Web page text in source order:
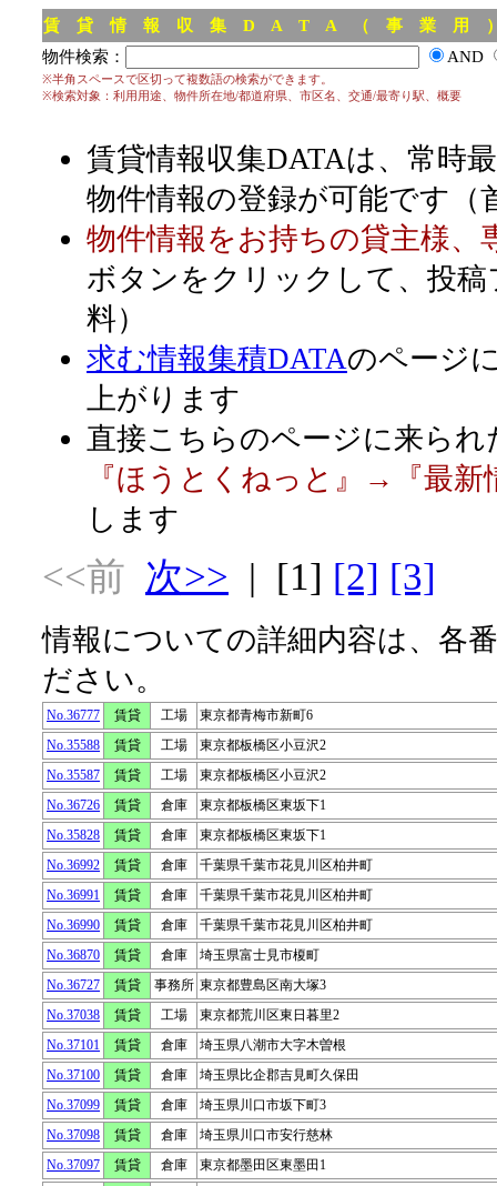
賃 貸 情 報 収 集 D A T A （ 事 業 用
物件検索：
AND
※半角スペースで区切って複数語の検索ができます。
※検索対象：利用用途、物件所在地/都道府県、市区名、交通/最寄り駅、概要
賃貸情報収集DATAは、常時
物件情報の登録が可能です（
物件情報をお持ちの貸主様、
ボタンをクリックして、投
料）
求む情報集積DATAのページ
上がります
直接こちらのページに来られ
『ほうとくねっと』→『最新
します
<<前 次>> | [1] [2] [3]
情報についての詳細内容は、各
ださい。
No.36777 賃貸 工場
東京都青梅市新町6
No.35588
賃貸 工場
東京都板橋区小豆沢2
No.35587
賃貸 工場
東京都板橋区小豆沢2
No.36726
賃貸 倉庫
東京都板橋区東坂下1
No.35828
賃貸 倉庫
東京都板橋区東坂下1
No.36992
賃貸 倉庫
千葉県千葉市花見川区柏井町
No.36991
賃貸 倉庫
千葉県千葉市花見川区柏井町
No.36990
賃貸 倉庫
千葉県千葉市花見川区柏井町
No.36870
賃貸 倉庫
埼玉県富士見市榎町
No.36727
賃貸 事務所 東京都豊島区南大塚3
No.37038
賃貸 工場
東京都荒川区東日暮里2
No.37101
賃貸 倉庫
埼玉県八潮市大字木曽根
No.37100
賃貸 倉庫
埼玉県比企郡吉見町久保田
No.37099
賃貸 倉庫
埼玉県川口市坂下町3
No.37098
賃貸 倉庫
埼玉県川口市安行慈林
No.37097
賃貸 倉庫
東京都墨田区東墨田1